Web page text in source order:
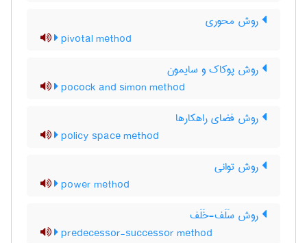
روش محوری
pivotal method
روش پوکاک و سایمون
pocock and simon method
روش فضای راهکارها
policy space method
روش توانی
power method
روش سَلَف-خَلَف
predecessor-successor method